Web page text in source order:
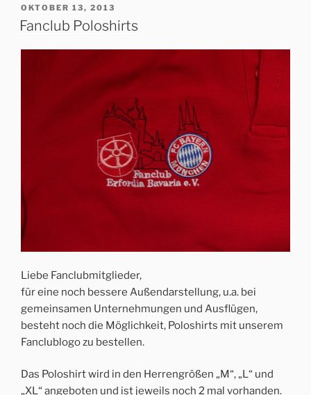
VERÖFFENTLICHT
AM
OKTOBER 13, 2013
Fanclub Poloshirts
Liebe Fanclubmitglieder,
für eine noch bessere Außendarstellung, u.a. bei
gemeinsamen Unternehmungen und Ausflügen,
besteht noch die Möglichkeit, Poloshirts mit unserem
Fanclublogo zu bestellen.
Das Poloshirt wird in den Herrengrößen „M“, „L“ und
„XL“ angeboten und ist jeweils noch 2 mal vorhanden.